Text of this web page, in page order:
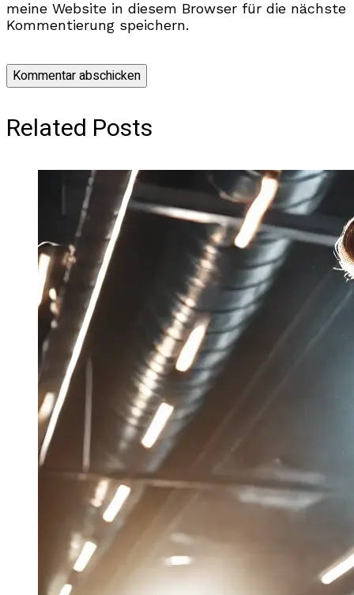
meine Website in diesem Browser für die nächste
Kommentierung speichern.
Related Posts